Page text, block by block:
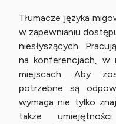
Tłumacze języka
w zapewnianiu
niesłyszących.
na konferencjach, w
miejscach. Aby
potrzebne są
wymaga nie tylko
także